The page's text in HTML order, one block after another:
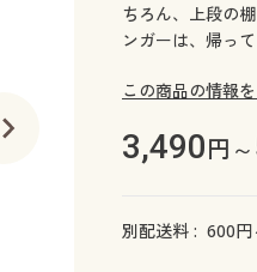
ちろん、上段の
ンガーは、帰っ
この商品の情報
3,490円～
別配送料 : 600円